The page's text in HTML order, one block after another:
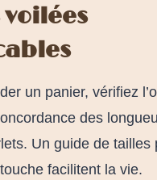
un panier, vérifiez
des
Un guide de tailles
facilitent la vie.